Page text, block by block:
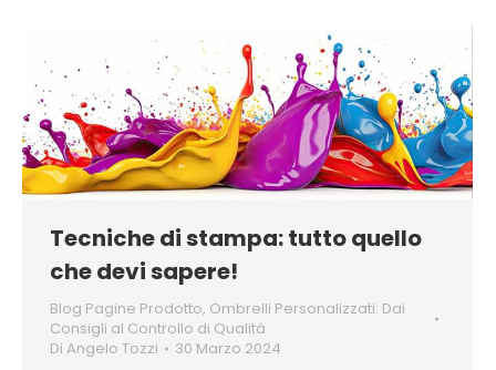
Tecniche di stampa: tutto quello
che devi sapere!
Blog Pagine Prodotto, Ombrelli Personalizzati: Dai
Consigli al Controllo di Qualità
Di Angelo Tozzi 30 Marzo 2024